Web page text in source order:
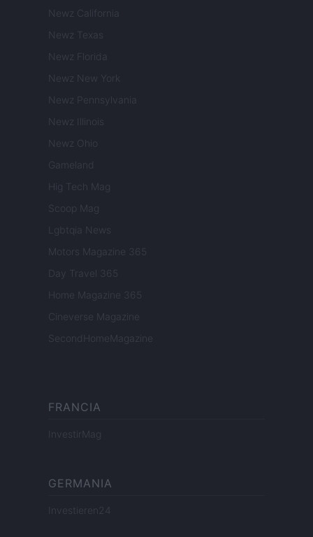
Newz California
Newz Texas
Newz Florida
Newz New York
Newz Pennsylvania
Newz Illinois
Newz Ohio
Gameland
Hig Tech Mag
Scoop Mag
Lgbtqia News
Motors Magazine 365
Day Travel 365
Home Magazine 365
Cineverse Magazine
SecondHomeMagazine
FRANCIA
InvestirMag
GERMANIA
Investieren24